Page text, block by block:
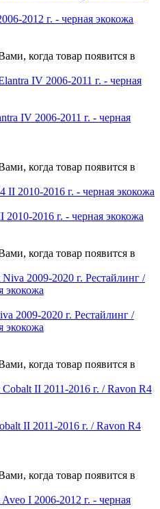
2012 г. - черная экокожа
когда товар появится в
IV 2006-2011 г. - черная
когда товар появится в
2016 г. - черная экокожа
когда товар появится в
2009-2020 г. Рестайлинг /
экокожа
когда товар появится в
II 2011-2016 г. / Ravon R4
когда товар появится в